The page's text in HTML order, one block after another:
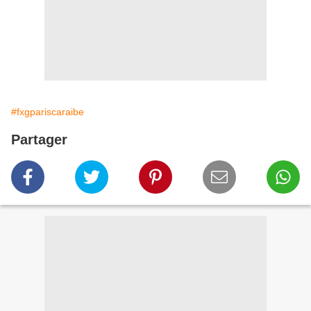
#fxgpariscaraibe
Partager